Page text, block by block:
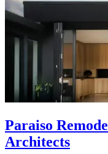
Paraiso
Architects